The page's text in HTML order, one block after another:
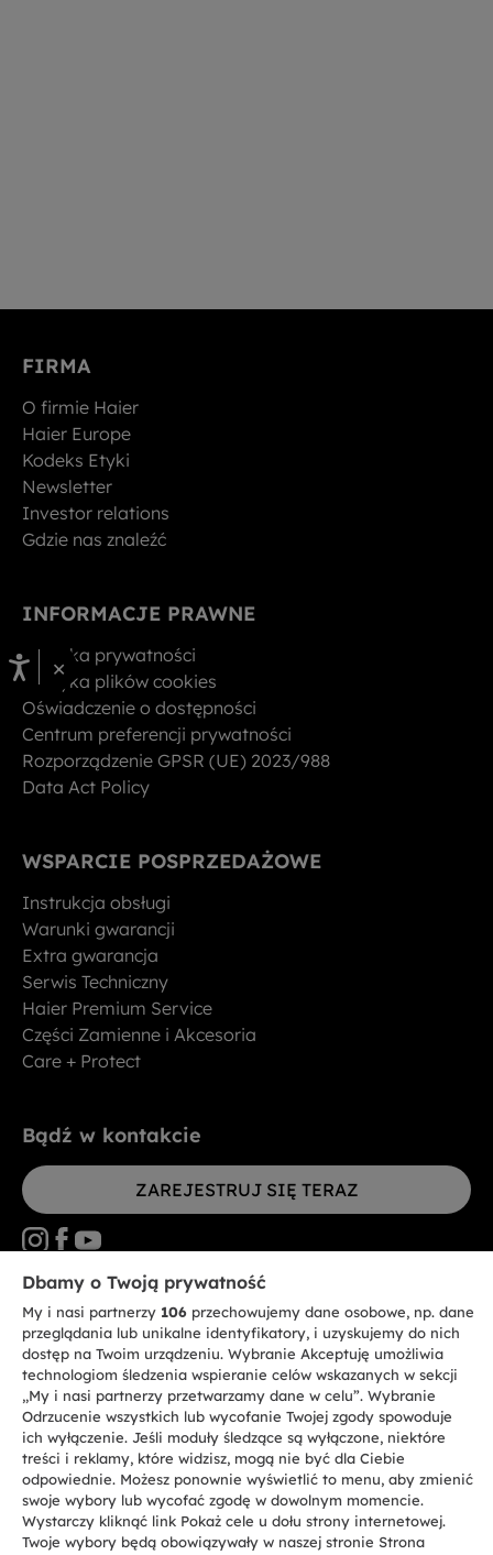
FIRMA
O firmie Haier
Haier Europe
Kodeks Etyki
Newsletter
Investor relations
Gdzie nas znaleźć
INFORMACJE PRAWNE
Polityka prywatności
Polityka plików cookies
Oświadczenie o dostępności
Centrum preferencji prywatności
Rozporządzenie GPSR (UE) 2023/988
Data Act Policy
WSPARCIE POSPRZEDAŻOWE
Instrukcja obsługi
Warunki gwarancji
Extra gwarancja
Serwis Techniczny
Haier Premium Service
Części Zamienne i Akcesoria
Care + Protect
Bądź w kontakcie
ZAREJESTRUJ SIĘ TERAZ
CANDY HOOVER GROUP S.r.I. - jednoosobowa sp. z.o.o. - SIEDZIBA
STATUTOWA: Via Comolli, 57 - 20861 Brugherio (MB) - Włochy -
SIEDZIBY ADMINISTRACYJNE: Via Privata Eden Fumagalli bez
nadanego numeru - 20861 Brugherio (MB) i Via Trento nr 20/A-22 - 20871
Vimercate (MB) - Włochy - Tel.: +39.039.2086.1 - Faks: +39.039.2086.237 -
Kapitał zakładowy 35.000.000,00 € wpłacony w całości - Kod identyfikacji
podatkowej i nr wpisu do Rejestru przedsiębiorstw dla rejonu Mediolan-
Monza-Brianza-Lodi 04666310158 - NIP 00786860965 - Numer wpisu do
Repertorium Ekonomiczno - Administracyjnego REA: MB-1033934 -
Autoryzacja IT AEOF 211870 - Spółka podlega zarządzaniu i koordynacji
Candy S.p.A.
PL / Polski
×
Dbamy o Twoją prywatność
My i nasi partnerzy 106 przechowujemy dane osobowe, np. dane
przeglądania lub unikalne identyfikatory, i uzyskujemy do nich
dostęp na Twoim urządzeniu. Wybranie Akceptuję umożliwia
technologiom śledzenia wspieranie celów wskazanych w sekcji
„My i nasi partnerzy przetwarzamy dane w celu”. Wybranie
Odrzucenie wszystkich lub wycofanie Twojej zgody spowoduje
ich wyłączenie. Jeśli moduły śledzące są wyłączone, niektóre
treści i reklamy, które widzisz, mogą nie być dla Ciebie
odpowiednie. Możesz ponownie wyświetlić to menu, aby zmienić
swoje wybory lub wycofać zgodę w dowolnym momencie.
Wystarczy kliknąć link Pokaż cele u dołu strony internetowej.
Twoje wybory będą obowiązywały w naszej stronie Strona